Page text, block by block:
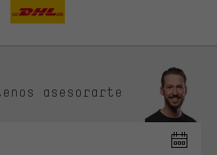
asesorarte
nos ayudan a identificar tus